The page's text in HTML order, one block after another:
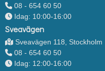
08 - 654 60 50
Idag: 10:00-16:00
Sveavägen
Sveavägen 118, Stockholm
08 - 654 60 50
Idag: 12:00-16:00